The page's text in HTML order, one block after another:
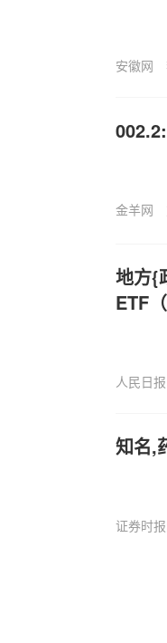
安徽网
金羊网
地方{
ETF
人民日报
知名,
证券时